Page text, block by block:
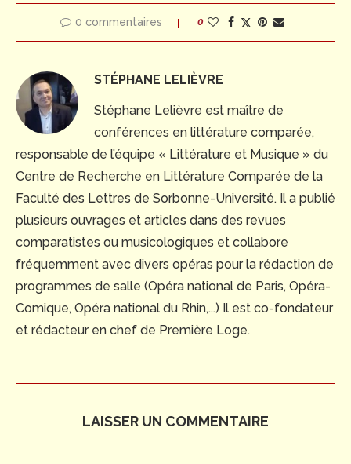
0 commentaires 0
STÉPHANE LELIÈVRE
Stéphane Lelièvre est maître de
conférences en littérature comparée,
responsable de l’équipe « Littérature et Musique » du
Centre de Recherche en Littérature Comparée de la
Faculté des Lettres de Sorbonne-Université. Il a publié
plusieurs ouvrages et articles dans des revues
comparatistes ou musicologiques et collabore
fréquemment avec divers opéras pour la rédaction de
programmes de salle (Opéra national de Paris, Opéra-
Comique, Opéra national du Rhin,...) Il est co-fondateur
et rédacteur en chef de Première Loge.
LAISSER UN COMMENTAIRE